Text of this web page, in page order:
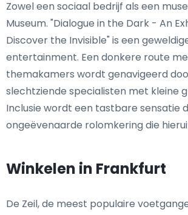
Zowel een sociaal bedrijf als een
Museum. "Dialogue in the Dark - An
Discover the Invisible" is een
entertainment. Een donkere route
themakamers wordt genavigeerd
slechtziende specialisten met kleine
Inclusie wordt een tastbare sensatie
ongeëvenaarde rolomkering die
Winkelen in Frankfurt
De Zeil, de meest populaire